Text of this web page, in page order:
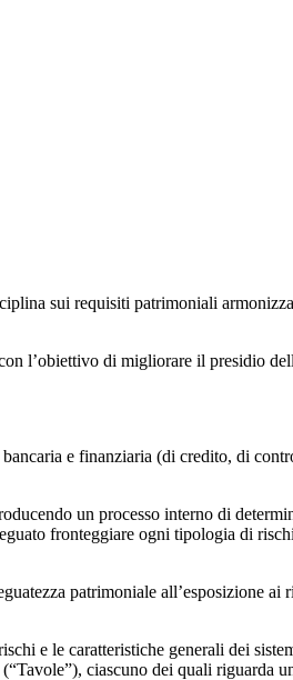
sui requisiti patrimoniali
l’obiettivo di migliorare il presidio
e finanziaria (di credito, di
un processo interno di
fronteggiare ogni tipologia di
patrimoniale all’esposizione ai
e le caratteristiche generali dei
ciascuno dei quali riguarda